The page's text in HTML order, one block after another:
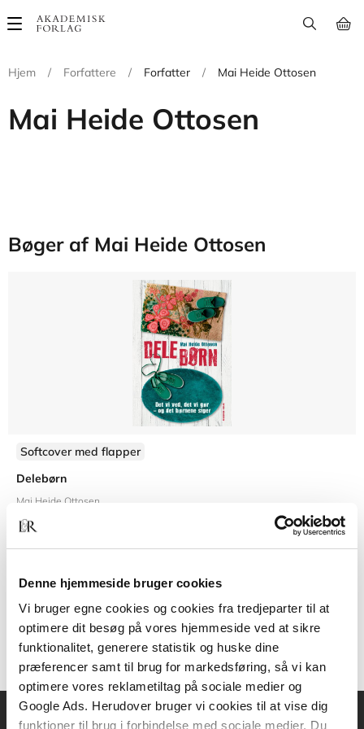
Denne hjemmeside bruger cookies
Vi bruger egne cookies og cookies fra tredjeparter til at
optimere dit besøg på vores hjemmeside ved at sikre
funktionalitet, generere statistik og huske dine
præferencer samt til brug for markedsføring, så vi kan
optimere vores reklametiltag på sociale medier og
Google Ads. Herudover bruger vi cookies til at vise dig
funktioner til brug i forbindelse med sociale medier. Du
Main
Hjem
/ Forfattere / Forfatter / Mai Heide Ottosen
Mai Heide Ottosen
Bøger af Mai Heide Ottosen
Softcover med flapper
Delebørn
Mai Heide Ottosen
249,95 KR.